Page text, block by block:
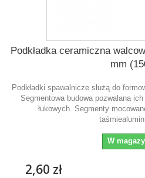
Podkładka ceramiczna
mm
Podkładki spawalnicze służą do
Segmentowa budowa pozwalana
łukowych. Segmenty
W
2,60 zł